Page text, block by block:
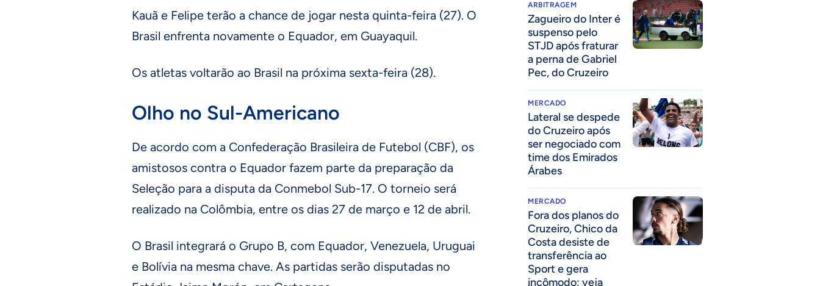
Kauã e Felipe terão a chance de jogar nesta quinta-feira (27). O
Brasil enfrenta novamente o Equador, em Guayaquil.
Os atletas voltarão ao Brasil na próxima sexta-feira (28).
Olho no Sul-Americano
De acordo com a Confederação Brasileira de Futebol (CBF), os
amistosos contra o Equador fazem parte da preparação da
Seleção para a disputa da Conmebol Sub-17. O torneio será
realizado na Colômbia, entre os dias 27 de março e 12 de abril.
O Brasil integrará o Grupo B, com Equador, Venezuela, Uruguai
e Bolívia na mesma chave. As partidas serão disputadas no
ARBITRAGEM
Zagueiro do Inter é
suspenso pelo
STJD após fraturar
a perna de Gabriel
Pec, do Cruzeiro
MERCADO
Lateral se despede
do Cruzeiro após
ser negociado com
time dos Emirados
Árabes
MERCADO
Fora dos planos do
Cruzeiro, Chico da
Costa desiste de
transferência ao
Sport e gera
incômodo; veja